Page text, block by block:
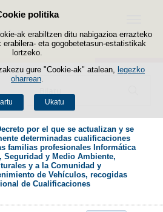
politika
ak erabiltzen ditu nabigazioa errazteko
erabilera- eta gogobetetasun-estatistikak
lortzeko.
gure "Cookie-ak" atalean, legezko
oharrean
Ukatu
Edukira salto egin
Menua
por el que se actualizan y se
determinadas cualificaciones
familias profesionales Informática
Seguridad y Medio Ambiente,
y a la Comunidad y
de Vehículos, recogidas
de Cualificaciones